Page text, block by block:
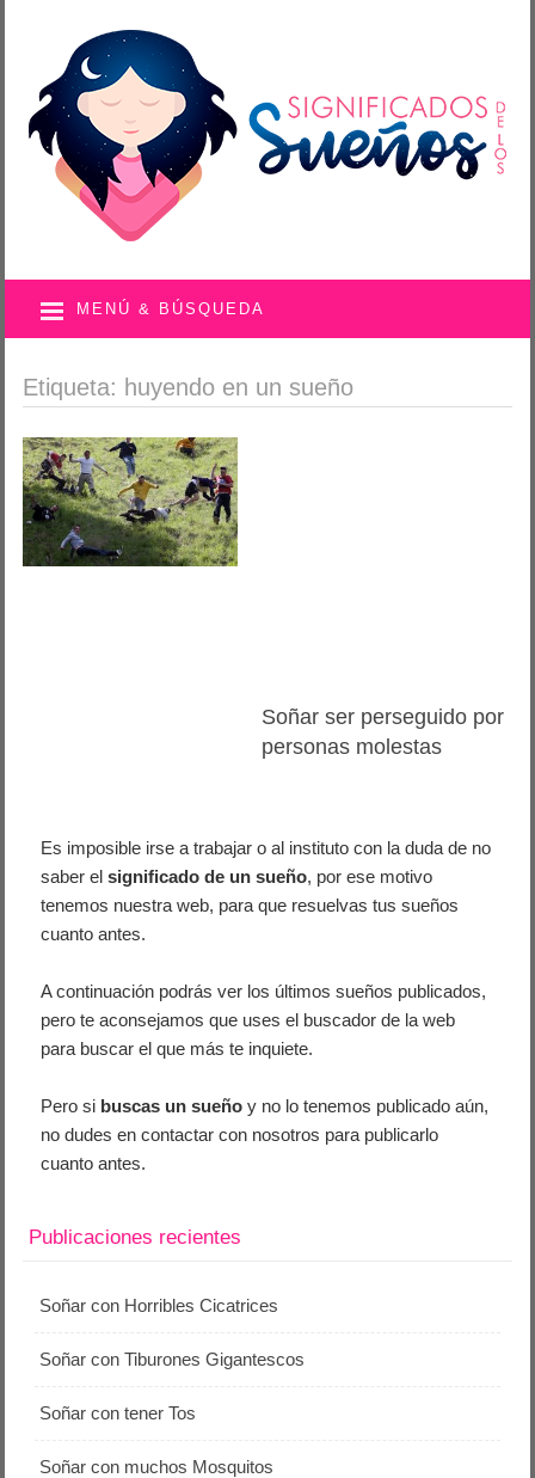
MENÚ & BÚSQUEDA
Etiqueta: huyendo en un sueño
Soñar ser perseguido por
personas molestas
Es imposible irse a trabajar o al instituto con la duda de no
saber elsignificado de un sueño, por ese motivo
tenemos nuestra web, para que resuelvas tus sueños
cuanto antes.
A continuación podrás ver los últimos sueños publicados,
pero te aconsejamos que uses el buscador de la web
para buscar el que más te inquiete.
Pero si buscas un sueño y no lo tenemos publicado aún,
no dudes en contactar con nosotros para publicarlo
cuanto antes.
Publicaciones recientes
Soñar con Horribles Cicatrices
Soñar con Tiburones Gigantescos
Soñar con tener Tos
Soñar con muchos Mosquitos